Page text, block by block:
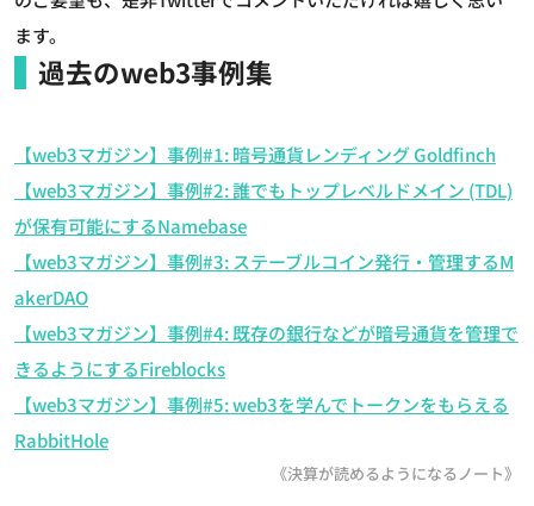
ます。
過去のweb3事例集
【web3マガジン】事例#1: 暗号通貨レンディング Goldfinch
【web3マガジン】事例#2: 誰でもトップレベルドメイン (TDL)
が保有可能にするNamebase
【web3マガジン】事例#3: ステーブルコイン発行・管理するM
akerDAO
【web3マガジン】事例#4: 既存の銀行などが暗号通貨を管理で
きるようにするFireblocks
【web3マガジン】事例#5: web3を学んでトークンをもらえる
RabbitHole
《決算が読めるようになるノート》